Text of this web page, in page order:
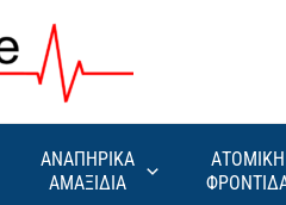
ΑΝΑΠΗΡΙΚΑ
ΑΜΑΞΙΔΙΑ
ΑΤΟΜΙΚΗ